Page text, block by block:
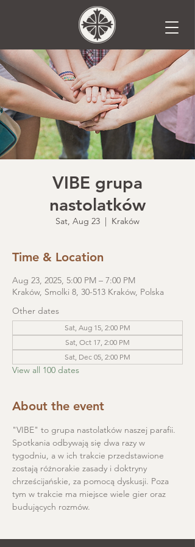
VIBE grupa
nastolatków
Sat, Aug 23
  |
Kraków
Time & Location
Aug 23, 2025, 5:00 PM – 7:00 PM
Kraków, Smolki 8, 30-513 Kraków, Polska
Other dates
Sat, Aug 15, 2:00 PM
Sat, Oct 17, 2:00 PM
Sat, Dec 05, 2:00 PM
View all 100 dates
About the event
"VIBE" to grupa nastolatków naszej parafii.
Spotkania odbywają się dwa razy w
tygodniu, a w ich trakcie przedstawione
zostają różnorakie zasady i doktryny
chrześcijańskie, za pomocą dyskusji. Poza
tym w trakcie ma miejsce wiele gier oraz
budujących rozmów.